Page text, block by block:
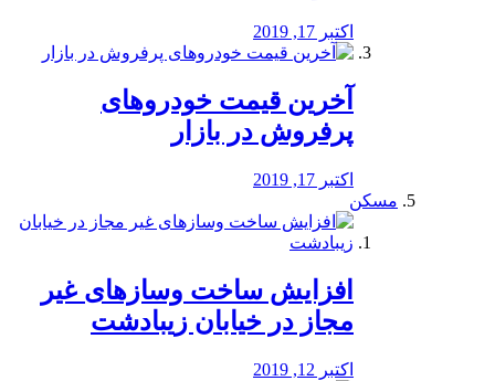
اکتبر 17, 2019
آخرین قیمت خودرو‌های
پرفروش در بازار
اکتبر 17, 2019
مسکن
افزایش ساخت وسازهای غیر
مجاز در خیابان زیبادشت
اکتبر 12, 2019